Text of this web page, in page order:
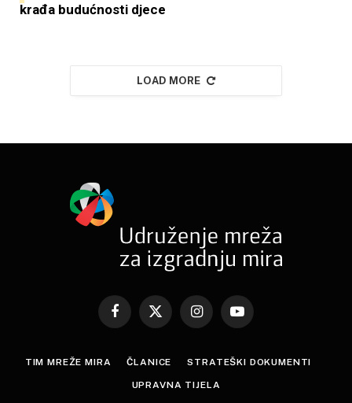
krađa budućnosti djece
LOAD MORE
Facebook
X
InstagramYouTube
TIM MREŽE MIRA ČLANICE STRATEŠKI DOKUMENTI
UPRAVNA TIJELA